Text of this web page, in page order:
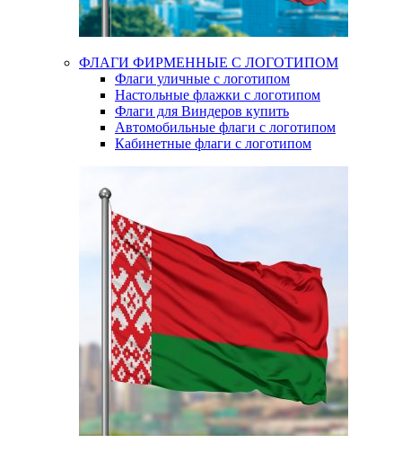
ФЛАГИ ФИРМЕННЫЕ С ЛОГОТИПОМ
Флаги уличные с логотипом
Настольные флажки с логотипом
Флаги для Виндеров купить
Автомобильные флаги с логотипом
Кабинетные флаги с логотипом